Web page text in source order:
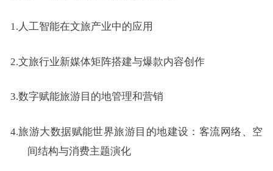
1. 人工智能在文旅产业中的应用
2.文旅行业新媒体矩阵搭建与爆款内容创作
3.数字赋能旅游目的地管理和营销
4.旅游大数据赋能世界旅游目的地建设：客流网络、空
间结构与消费主题演化